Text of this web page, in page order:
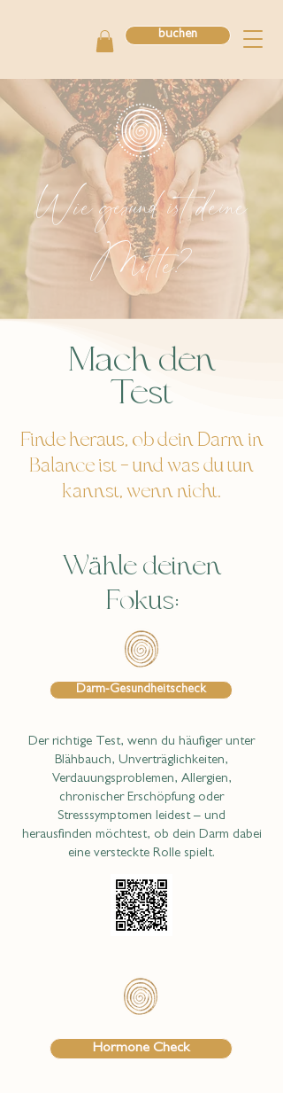
buchen
Wie gesund ist deine
Mitte?
Mach den
Test
Finde heraus, ob dein Darm in
Balance ist – und was du tun
kannst, wenn nicht.
Wähle deinen
Fokus:
Darm-Gesundheitscheck
Der richtige Test, wenn du häufiger unter
Blähbauch, Unverträglichkeiten,
Verdauungsproblemen, Allergien,
chronischer Erschöpfung oder
Stresssymptomen leidest – und
herausfinden möchtest, ob dein Darm dabei
eine versteckte Rolle spielt.
Hormone Check